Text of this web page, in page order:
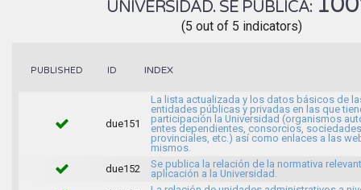
UNIVERSIDAD. SE PUBLICA:
(5 out of 5 indicators)
PUBLISHED ID INDEX
due151
La lista actualizada y los datos básicos de
entidades públicas y privadas en las que
participación la Universidad (organismos
entes dependientes, consorcios, sociedades
provinciales, etc.) así como enlaces a las
mismos.
due152
Se publica la relación de la normativa
aplicación a la Universidad.